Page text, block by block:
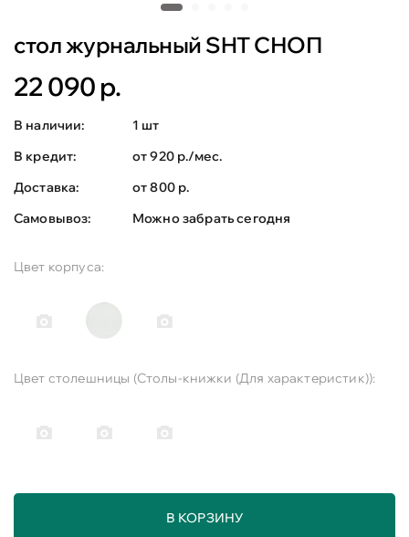
стол журнальный SHT СНОП
22 090 р.
В наличии:
1 шт
В кредит:
от 920 р./мес.
Доставка:
от 800 р.
Самовывоз:
Можно забрать сегодня
Цвет корпуса:
Цвет столешницы (Столы-книжки (Для характеристик)):
В КОРЗИНУ